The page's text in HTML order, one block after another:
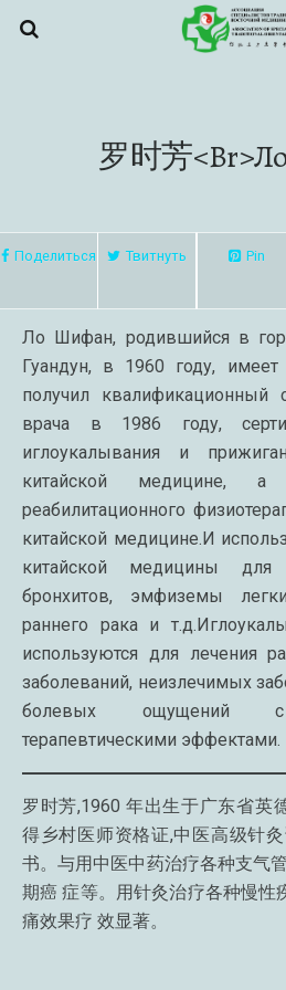
罗时芳
Поделиться Твитнуть Pin
Ло Шифан, родившийся в
Гуандун, в 1960 году, имеет
получил квалификационный
врача в 1986 году,
иглоукалывания и
китайской медицине, а
реабилитационного
китайской медицине.И
китайской медицины для
бронхитов, эмфиземы
раннего рака и
используются для лечения
заболеваний, неизлечимых
болевых ощущений с
терапевтическими эффектами.
罗时芳,1960 年出生于广东省英
得乡村医师资格证,中医高级针
书。与用中医中药治疗各种支气
期癌 症等。用针灸治疗各种慢性
痛效果疗 效显著。